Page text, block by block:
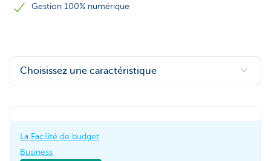
Gestion 100% numérique
Choisissez une caractéristique
La Facilité de budget
Business